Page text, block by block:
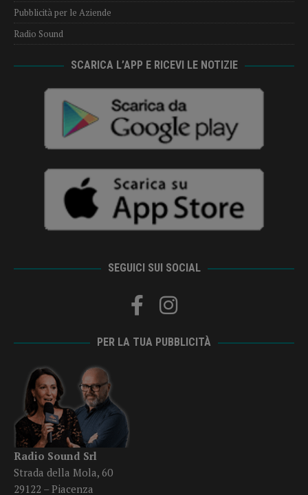
Pubblicità per le Aziende
Radio Sound
SCARICA L’APP E RICEVI LE NOTIZIE
SEGUICI SUI SOCIAL
PER LA TUA PUBBLICITÀ
Radio Sound Srl
Strada della Mola, 60
29122 – Piacenza